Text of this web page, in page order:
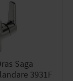
Saga
3931F